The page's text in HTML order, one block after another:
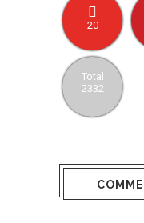
20
Total
2332